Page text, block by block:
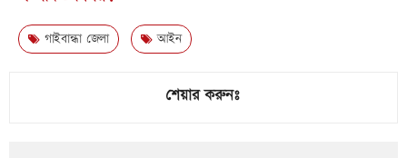
গাইবান্ধা জেলা আইন
শেয়ার করুনঃ